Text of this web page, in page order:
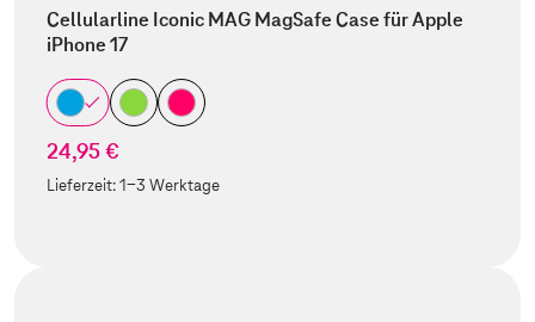
Cellularline Iconic MAG MagSafe Case für Apple
iPhone 17
24,95 €
Lieferzeit:1-3 Werktage